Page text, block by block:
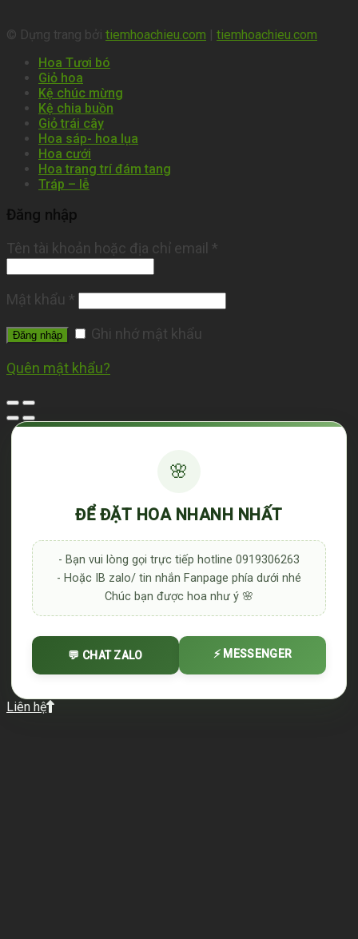
© Dựng trang bởi tiemhoachieu.com | tiemhoachieu.com
Hoa Tươi bó
Giỏ hoa
Kệ chúc mừng
Kệ chia buồn
Giỏ trái cây
Hoa sáp- hoa lụa
Hoa cưới
Hoa trang trí đám tang
Tráp – lễ
Đăng nhập
Tên tài khoản hoặc địa chỉ email *
Mật khẩu *
Đăng nhập Ghi nhớ mật khẩu
Quên mật khẩu?
🌸
ĐỂ ĐẶT HOA NHANH NHẤT
- Bạn vui lòng gọi trực tiếp hotline 0919306263
- Hoặc IB zalo/ tin nhắn Fanpage phía dưới nhé
Chúc bạn được hoa như ý 🌸
💬 CHAT ZALO ⚡ MESSENGER
Liên hệ